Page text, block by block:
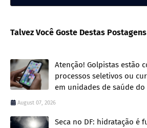
Talvez Você Goste Destas Postagens
Atenção! Golpistas estão
processos seletivos ou
em unidades de saúde do
August 07, 2026
Seca no DF: hidratação é